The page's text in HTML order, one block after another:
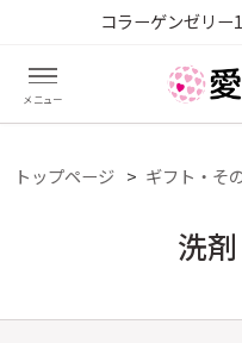
コラーゲンゼリー
トップページ ギフト・そ
洗